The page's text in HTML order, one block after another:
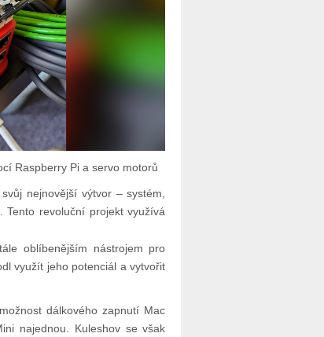
Raspberry Pi a servo motorů
nejnovější výtvor – systém,
revoluční projekt využívá
oblíbenějším nástrojem pro
využít jeho potenciál a vytvořit
dálkového zapnutí Mac
najednou. Kuleshov se však